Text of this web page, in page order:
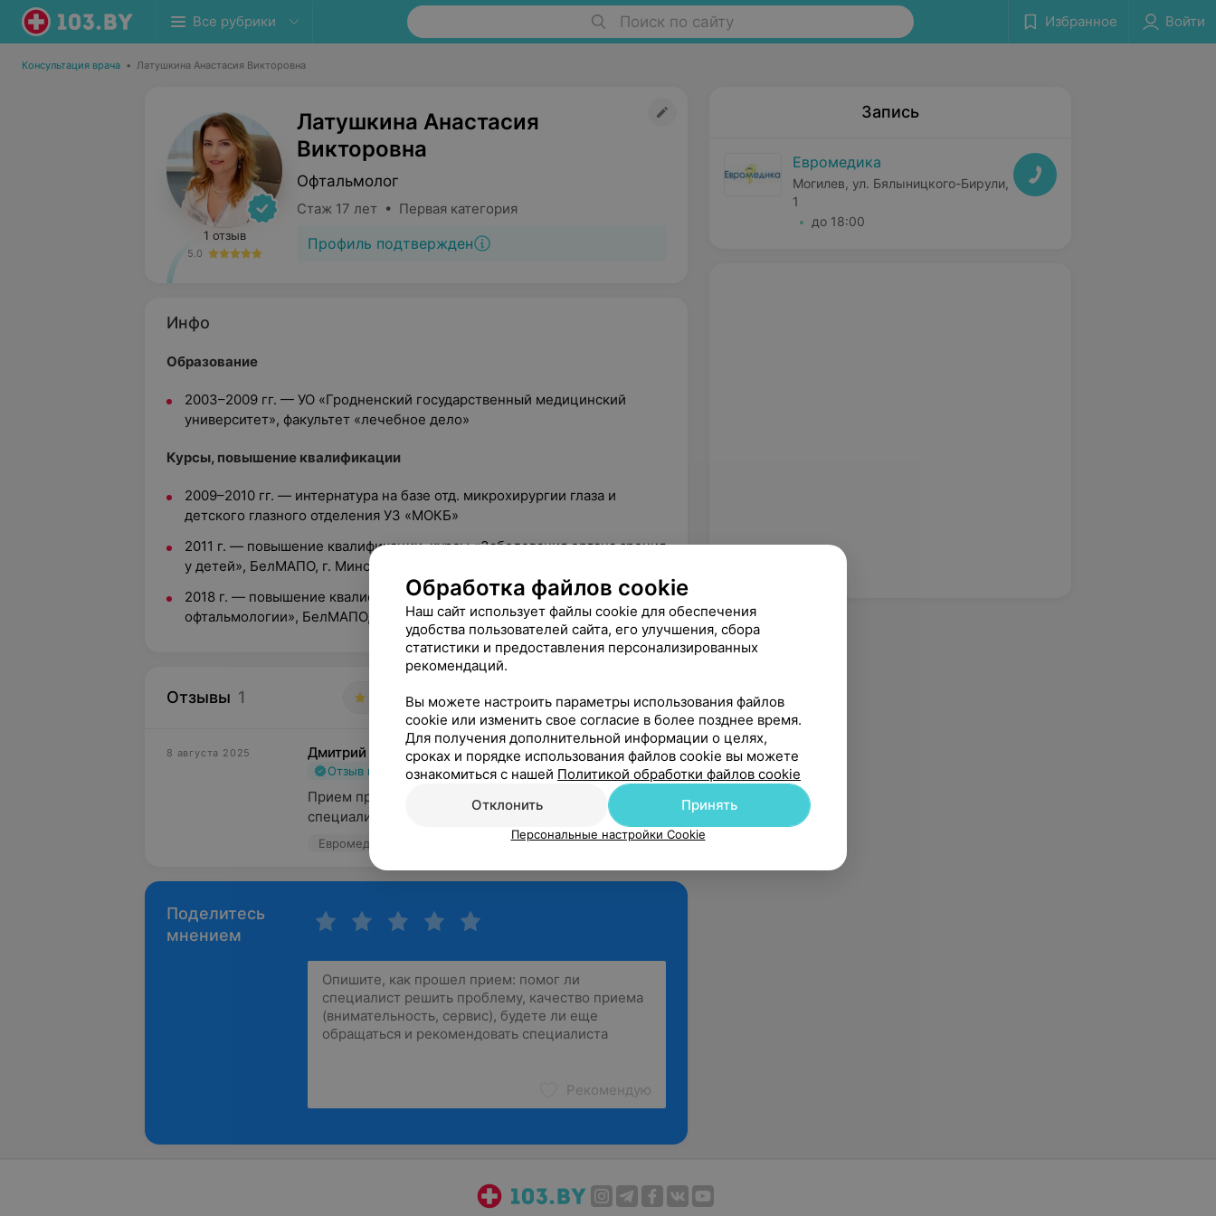
Все рубрики Поиск по сайту Избранное Войти
Консультация врача • Латушкина Анастасия Викторовна
1 отзыв
5.0
Латушкина Анастасия
Викторовна
Офтальмолог
Стаж 17 лет • Первая категория
Профиль подтвержден
Инфо
Образование
2003–2009 гг. — УО «Гродненский государственный медицинский
университет», факультет «лечебное дело»
Курсы, повышение квалификации
2009–2010 гг. — интернатура на базе отд. микрохирургии глаза и
детского глазного отделения УЗ «МОКБ»
2011 г. — повышение квалификации, курсы «Заболевания органа зрения
у детей», БелМАПО, г. Минск
2018 г. — повышение квалификации, курсы «Неотложные состояния в
офтальмологии», БелМАПО, г. Минск
Отзывы 1 Евромедика, ул. Бялыницкого-Бирули, 1
8 августа 2025 Дмитрий
Отзыв подтвержден
Прием прошел хорошо.Грамотный и вежливый
специалист.все понятно объяснила.
Евромедика, ул. Бялыницкого-Бирули, 1
Поделитесь
мнением
Рекомендую
Запись
Евромедика
Могилев, ул. Бялыницкого-Бирули,
1
до 18:00
Обработка файлов cookie
Наш сайт использует файлы cookie для обеспечения
удобства пользователей сайта, его улучшения, сбора
статистики и предоставления персонализированных
рекомендаций.
Вы можете настроить параметры использования файлов
cookie или изменить свое согласие в более позднее время.
Для получения дополнительной информации о целях,
сроках и порядке использования файлов cookie вы можете
ознакомиться с нашей Политикой обработки файлов cookie
Отклонить
Принять
Персональные настройки Cookie